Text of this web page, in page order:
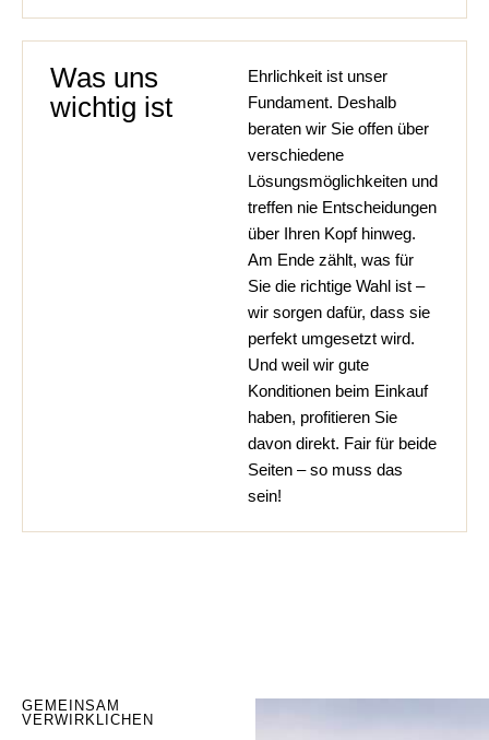
Was uns
wichtig ist
Ehrlichkeit ist unser
Fundament. Deshalb
beraten wir Sie offen über
verschiedene
Lösungsmöglichkeiten und
treffen nie Entscheidungen
über Ihren Kopf hinweg.
Am Ende zählt, was für
Sie die richtige Wahl ist –
wir sorgen dafür, dass sie
perfekt umgesetzt wird.
Und weil wir gute
Konditionen beim Einkauf
haben, profitieren Sie
davon direkt. Fair für beide
Seiten – so muss das
sein!
GEMEINSAM
VERWIRKLICHEN